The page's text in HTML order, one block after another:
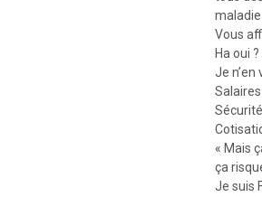
maladie
Vous
Ha oui
Je n’en
« Mais
ça
Je suis